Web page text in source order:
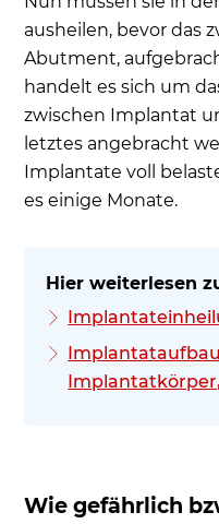
ausheilen, bevor das
Abutment,
handelt es sich um
zwischen Implantat
letztes angebracht
Implantate voll
es einige Monate.
Wie gefährlich